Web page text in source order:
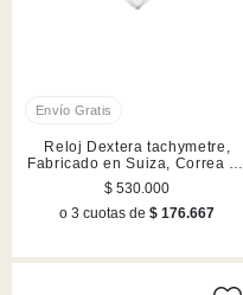
Reloj Dextera tachymetre,
Fabricado en Suiza, Correa de
piel, Plateado, Acero
inoxidable
$ 530.000
o 3 cuotas de$ 176.667